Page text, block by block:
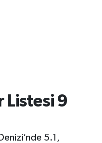
Listesi 9
5.1,